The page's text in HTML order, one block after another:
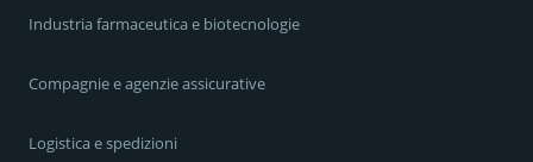
Industria farmaceutica e biotecnologie
Compagnie e agenzie assicurative
Logistica e spedizioni